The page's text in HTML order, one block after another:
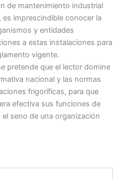
de mantenimiento industrial
imprescindible conocer la
y entidades
a estas instalaciones para
vigente.
pretende que el lector domine
nacional y las normas
frigoríficas, para que
efectiva sus funciones de
seno de una organización